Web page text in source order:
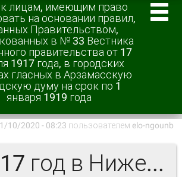
лицам, имеющим право
на основании правил,
Правительством,
в № 33 Вестника
правительства от 17
1917 года, в городских
гласных в Арзамасскую
думу на срок по 1
января 1919 года
10/2020 - 08:23 пользователем elo-ngounb
1917 год в Нижегородской губернии